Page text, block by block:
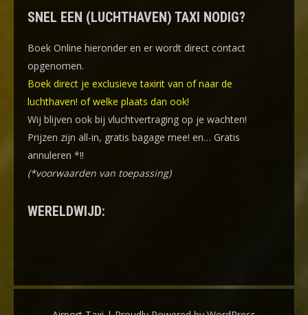
SNEL EEN (LUCHTHAVEN) TAXI NODIG?
Boek Online hieronder en er wordt direct contact
opgenomen.
Boek direct je exclusieve taxirit van of naar de
luchthaven! of welke plaats dan ook!
Wij blijven ook bij vluchtvertraging op je wachten!
Prijzen zijn all-in, gratis bagage mee! en… Gratis
annuleren *!!
(*voorwaarden van toepassing)
WERELDWIJD: